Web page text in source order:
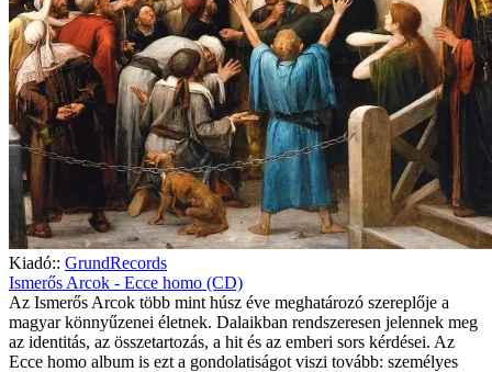
Kiadó:: GrundRecords
Ismerős Arcok - Ecce homo (CD)
Az Ismerős Arcok több mint húsz éve meghatározó szereplője a
magyar könnyűzenei életnek. Dalaikban rendszeresen jelennek meg
az identitás, az összetartozás, a hit és az emberi sors kérdései. Az
Ecce homo album is ezt a gondolatiságot viszi tovább: személyes